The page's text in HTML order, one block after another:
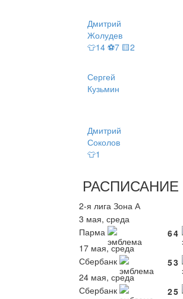
Дмитрий
Жолудев
👕14 ⚽7 🟨2
Сергей
Кузьмин
Дмитрий
Соколов
👕1
РАСПИСАНИЕ
2-я лига Зона А
3 мая, среда
Парма
64
17 мая, среда
Сбербанк
53
24 мая, среда
Сбербанк
25